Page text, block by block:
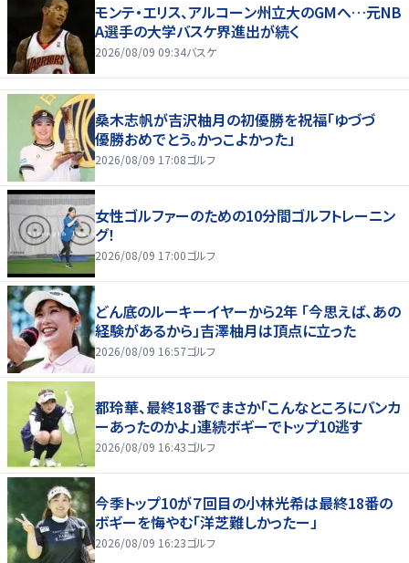
モンテ・エリス、アルコーン州立大のGMへ…元NB
A選手の大学バスケ界進出が続く
2026/08/09 09:34バスケ
桑木志帆が吉沢柚月の初優勝を祝福「ゆづづ
優勝おめでとう。かっこよかった」
2026/08/09 17:08ゴルフ
女性ゴルファーのための10分間ゴルフトレーニン
グ！
2026/08/09 17:00ゴルフ
どん底のルーキーイヤーから2年 「今思えば、あの
経験があるから」吉澤柚月は頂点に立った
2026/08/09 16:57ゴルフ
都玲華、最終18番でまさか「こんなところにバンカ
ーあったのかよ」連続ボギーでトップ10逃す
2026/08/09 16:43ゴルフ
今季トップ10が７回目の小林光希は最終18番の
ボギーを悔やむ「洋芝難しかったー」
2026/08/09 16:23ゴルフ